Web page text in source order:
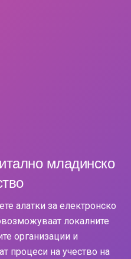
младинско
алатки за електронско
локалните
организации и
процеси на учество на